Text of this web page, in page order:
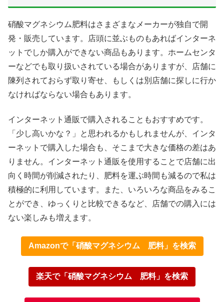
硝酸マグネシウム肥料はさまざまなメーカーが独自で開
発・販売しています。店頭に並ぶものもあればインターネ
ットでしか購入ができない商品もあります。ホームセンタ
ーなどでも取り扱いされている場合がありますが、店舗に
陳列されておらず取り寄せ、もしくは別店舗に探しに行か
なければならない場合もあります。
インターネット通販で購入されることもおすすめです。
「少し高いかな？」と思われるかもしれませんが、インタ
ーネットで購入した場合も、そこまで大きな価格の差はあ
りません。インターネット通販を使用することで店舗に出
向く時間が削減されたり、肥料を運ぶ時間も減るので私は
積極的に利用しています。また、いろいろな商品をみるこ
とができ、ゆっくりと比較できるなど、店舗での購入には
ない楽しみも増えます。
Amazonで「硝酸マグネシウム 肥料」を検索
楽天で「硝酸マグネシウム 肥料」を検索